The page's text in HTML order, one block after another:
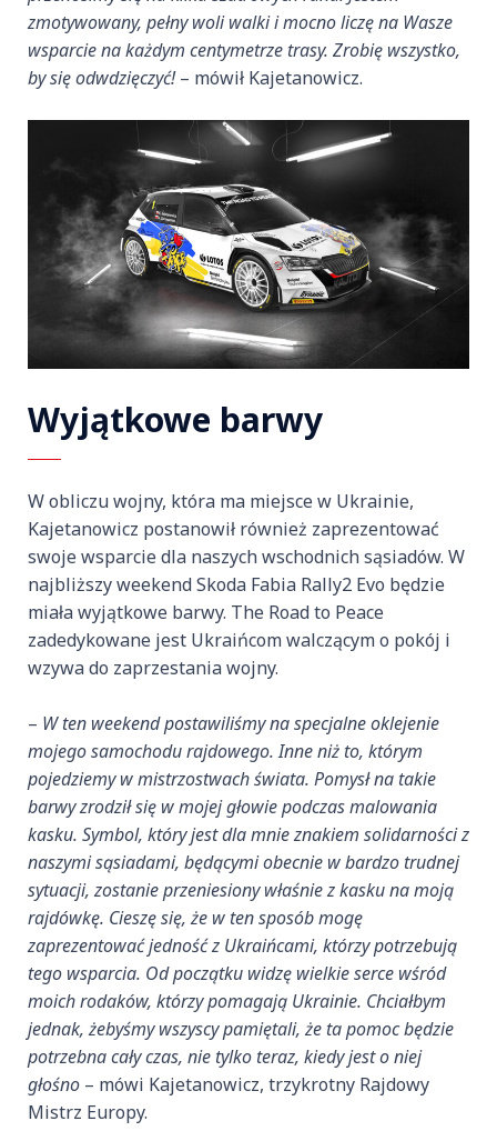
zmotywowany, pełny woli walki i mocno liczę na Wasze
wsparcie na każdym centymetrze trasy. Zrobię wszystko,
by się odwdzięczyć!– mówił Kajetanowicz.
Wyjątkowe barwy
W obliczu wojny, która ma miejsce w Ukrainie,
Kajetanowicz postanowił również zaprezentować
swoje wsparcie dla naszych wschodnich sąsiadów. W
najbliższy weekend Skoda Fabia Rally2 Evo będzie
miała wyjątkowe barwy. The Road to Peace
zadedykowane jest Ukraińcom walczącym o pokój i
wzywa do zaprzestania wojny.
– W ten weekend postawiliśmy na specjalne oklejenie
mojego samochodu rajdowego. Inne niż to, którym
pojedziemy w mistrzostwach świata. Pomysł na takie
barwy zrodził się w mojej głowie podczas malowania
kasku. Symbol, który jest dla mnie znakiem solidarności z
naszymi sąsiadami, będącymi obecnie w bardzo trudnej
sytuacji, zostanie przeniesiony właśnie z kasku na moją
rajdówkę. Cieszę się, że w ten sposób mogę
zaprezentować jedność z Ukraińcami, którzy potrzebują
tego wsparcia. Od początku widzę wielkie serce wśród
moich rodaków, którzy pomagają Ukrainie. Chciałbym
jednak, żebyśmy wszyscy pamiętali, że ta pomoc będzie
potrzebna cały czas, nie tylko teraz, kiedy jest o niej
głośno – mówi Kajetanowicz, trzykrotny Rajdowy
Mistrz Europy.